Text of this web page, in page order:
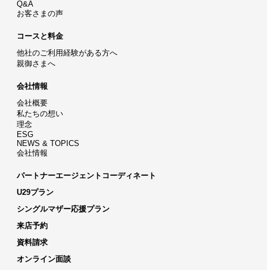
Q&A
お客さまの声
コースと料金
他社のご利用経験がある方へ
親御さまへ
会社情報
会社概要
私たちの想い
理念
ESG
NEWS & TOPICS
会社情報
パートナーエージェントコーディネート
U29プラン
シングルマザー応援プラン
来店予約
資料請求
オンライン面談